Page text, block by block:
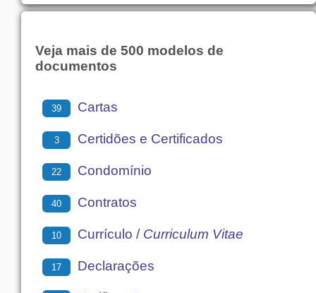
Veja mais de 500 modelos de
documentos
39 Cartas
3 Certidões e Certificados
22 Condomínio
40 Contratos
10 Currículo / Curriculum Vitae
17 Declarações